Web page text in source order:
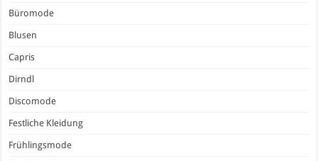
Büromode
Blusen
Capris
Dirndl
Discomode
Festliche Kleidung
Frühlingsmode